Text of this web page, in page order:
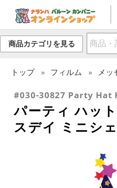
商品カテゴリを見る
トップ フィルム メッ
#030-30827 Party
パーティ ハッ
スデイ ミニシ